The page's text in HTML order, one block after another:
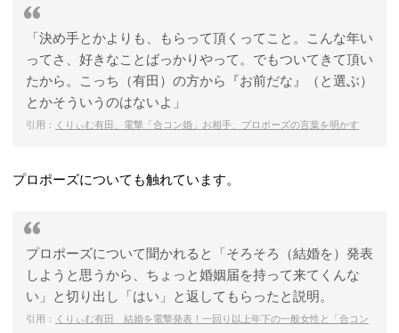
「決め手とかよりも、もらって頂くってこと。こんな年い
ってさ、好きなことばっかりやって。でもついてきて頂い
たから。こっち（有田）の方から『お前だな』（と選ぶ）
とかそういうのはないよ」
引用： くりぃむ有田、電撃「合コン婚」お相手、プロポーズの言葉を明かす
プロポーズについても触れています。
プロポーズについて聞かれると「そろそろ（結婚を）発表
しようと思うから、ちょっと婚姻届を持って来てくんな
い」と切り出し「はい」と返してもらったと説明。
引用：
くりぃむ有田 結婚を電撃発表！一回り以上年下の一般女性と「合コン